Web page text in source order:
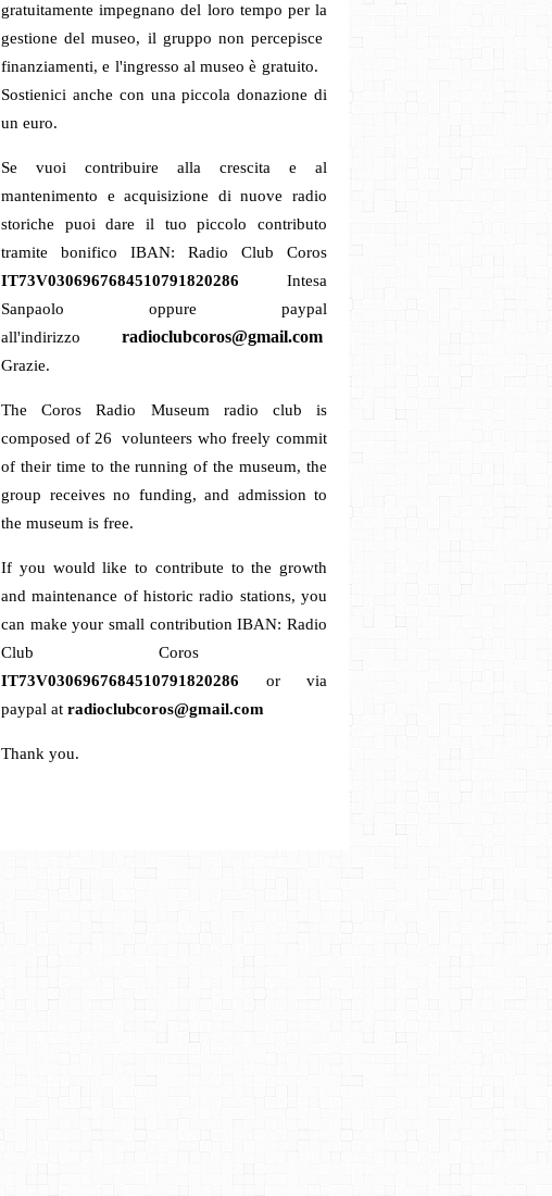
gratuitamente impegnano del loro tempo per la
gestione del museo, il gruppo non percepisce
finanziamenti, e l'ingresso al museo è gratuito.
Sostienici anche con una piccola donazione di
un euro.
Se vuoi contribuire alla crescita e al
mantenimento e acquisizione di nuove radio
storiche puoi dare il tuo piccolo contributo
tramite bonifico IBAN: Radio Club Coros
IT73V0306967684510791820286 Intesa
Sanpaolo oppure paypal
all'indirizzo
radioclubcoros@gmail.com
Grazie.
The Coros Radio Museum radio club is
composed of 26 volunteers who freely commit
of their time to the running of the museum, the
group receives no funding, and admission to
the museum is free.
If you would like to contribute to the growth
and maintenance of historic radio stations, you
can make your small contributionIBAN: Radio
Club Coros
IT73V0306967684510791820286 or via
paypal at radioclubcoros@gmail.com
Thank you.